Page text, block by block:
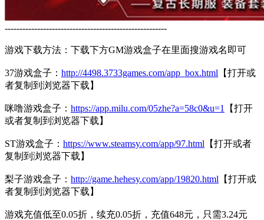
-------------------------------------------------------
游戏下载方法：下载下方GM游戏盒子在里面搜游戏名即可
37游戏盒子： http://4498.3733games.com/app_box.html 【打开或
者复制到浏览器下载】
咪噜游戏盒子： https://app.milu.com/05zhe?a=58c0&u=1
【打开
或者复制到浏览器下载】
ST游戏盒子： https://www.steamsy.com/app/97.html 【打开或者
复制到浏览器下载】
梨子游戏盒子： http://game.hehesy.com/app/19820.html 【打开或
者复制到浏览器下载】
游戏充值低至0.05折，续充0.05折，充值648元，只需3.24元